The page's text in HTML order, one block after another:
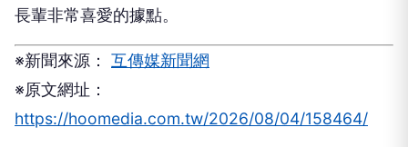
長輩非常喜愛的據點。
※新聞來源： 互傳媒新聞網
※原文網址：
https://hoomedia.com.tw/2026/08/04/158464/